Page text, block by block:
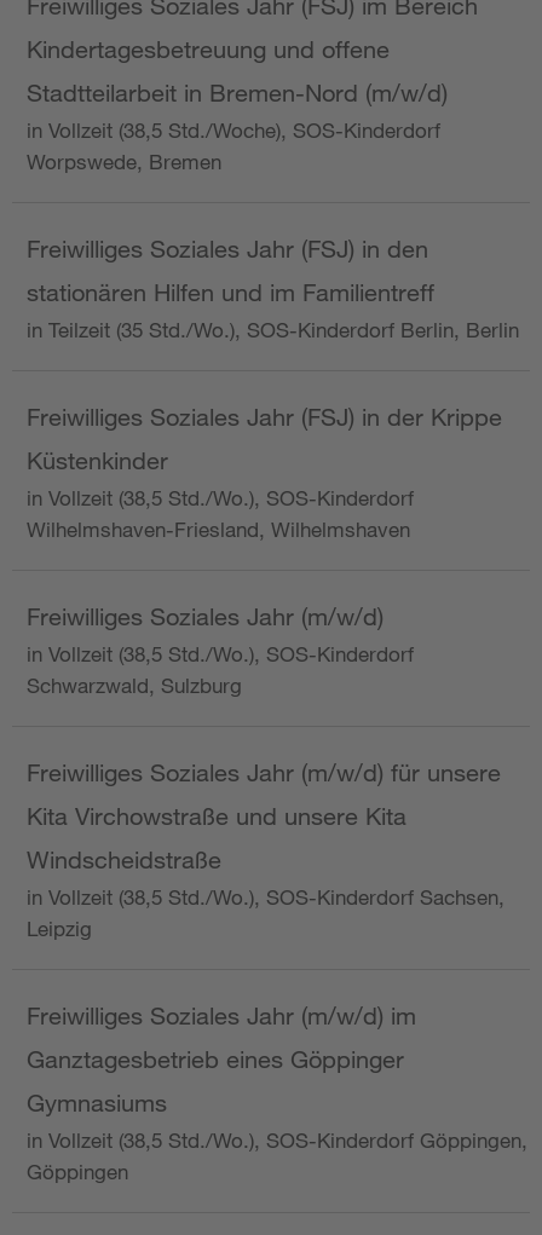
Kindertagesbetreuung und offene
Stadtteilarbeit in Bremen-Nord (m/w/d)
in Vollzeit (38,5 Std./Woche), SOS-Kinderdorf
Worpswede, Bremen
Freiwilliges Soziales Jahr (FSJ) in den
stationären Hilfen und im Familientreff
in Teilzeit (35 Std./Wo.), SOS-Kinderdorf Berlin, Berlin
Freiwilliges Soziales Jahr (FSJ) in der Krippe
Küstenkinder
in Vollzeit (38,5 Std./Wo.), SOS-Kinderdorf
Wilhelmshaven-Friesland, Wilhelmshaven
Freiwilliges Soziales Jahr (m/w/d)
in Vollzeit (38,5 Std./Wo.), SOS-Kinderdorf
Schwarzwald, Sulzburg
Freiwilliges Soziales Jahr (m/w/d) für unsere
Kita Virchowstraße und unsere Kita
Windscheidstraße
in Vollzeit (38,5 Std./Wo.), SOS-Kinderdorf Sachsen,
Leipzig
Freiwilliges Soziales Jahr (m/w/d) im
Ganztagesbetrieb eines Göppinger
Gymnasiums
in Vollzeit (38,5 Std./Wo.), SOS-Kinderdorf Göppingen,
Göppingen